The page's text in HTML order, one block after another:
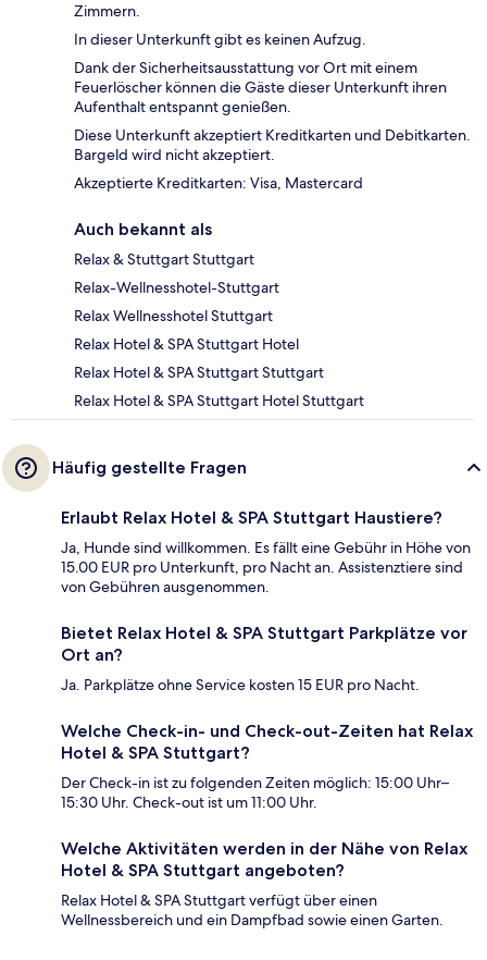
Zimmern.
In dieser Unterkunft gibt es keinen Aufzug.
Dank der Sicherheitsausstattung vor Ort mit einem
Feuerlöscher können die Gäste dieser Unterkunft ihren
Aufenthalt entspannt genießen.
Diese Unterkunft akzeptiert Kreditkarten und Debitkarten.
Bargeld wird nicht akzeptiert.
Akzeptierte Kreditkarten: Visa, Mastercard
Auch bekannt als
Relax & Stuttgart Stuttgart
Relax-Wellnesshotel-Stuttgart
Relax Wellnesshotel Stuttgart
Relax Hotel & SPA Stuttgart Hotel
Relax Hotel & SPA Stuttgart Stuttgart
Relax Hotel & SPA Stuttgart Hotel Stuttgart
Häufig gestellte Fragen
Erlaubt Relax Hotel & SPA Stuttgart Haustiere?
Ja, Hunde sind willkommen. Es fällt eine Gebühr in Höhe von
15.00 EUR pro Unterkunft, pro Nacht an. Assistenztiere sind
von Gebühren ausgenommen.
Bietet Relax Hotel & SPA Stuttgart Parkplätze vor
Ort an?
Ja. Parkplätze ohne Service kosten 15 EUR pro Nacht.
Welche Check-in- und Check-out-Zeiten hat Relax
Hotel & SPA Stuttgart?
Der Check-in ist zu folgenden Zeiten möglich: 15:00 Uhr–
15:30 Uhr. Check-out ist um 11:00 Uhr.
Welche Aktivitäten werden in der Nähe von Relax
Hotel & SPA Stuttgart angeboten?
Relax Hotel & SPA Stuttgart verfügt über einen
Wellnessbereich und ein Dampfbad sowie einen Garten.